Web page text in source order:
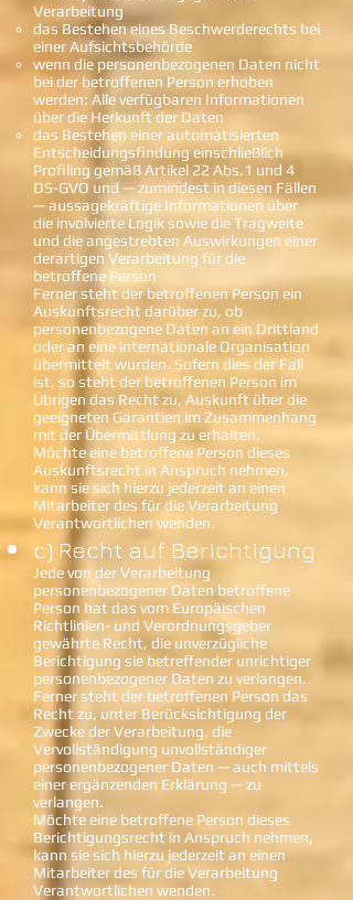
Verarbeitung
das Bestehen eines Beschwerderechts bei
einer Aufsichtsbehörde
wenn die personenbezogenen Daten nicht
bei der betroffenen Person erhoben
werden: Alle verfügbaren Informationen
über die Herkunft der Daten
das Bestehen einer automatisierten
Entscheidungsfindung einschließlich
Profiling gemäß Artikel 22 Abs.1 und 4
DS-GVO und — zumindest in diesen Fällen
— aussagekräftige Informationen über
die involvierte Logik sowie die Tragweite
und die angestrebten Auswirkungen einer
derartigen Verarbeitung für die
betroffene Person
Ferner steht der betroffenen Person ein
Auskunftsrecht darüber zu, ob
personenbezogene Daten an ein Drittland
oder an eine internationale Organisation
übermittelt wurden. Sofern dies der Fall
ist, so steht der betroffenen Person im
Übrigen das Recht zu, Auskunft über die
geeigneten Garantien im Zusammenhang
mit der Übermittlung zu erhalten.
Möchte eine betroffene Person dieses
Auskunftsrecht in Anspruch nehmen,
kann sie sich hierzu jederzeit an einen
Mitarbeiter des für die Verarbeitung
Verantwortlichen wenden.
c) Recht auf Berichtigung
Jede von der Verarbeitung
personenbezogener Daten betroffene
Person hat das vom Europäischen
Richtlinien- und Verordnungsgeber
gewährte Recht, die unverzügliche
Berichtigung sie betreffender unrichtiger
personenbezogener Daten zu verlangen.
Ferner steht der betroffenen Person das
Recht zu, unter Berücksichtigung der
Zwecke der Verarbeitung, die
Vervollständigung unvollständiger
personenbezogener Daten — auch mittels
einer ergänzenden Erklärung — zu
verlangen.
Möchte eine betroffene Person dieses
Berichtigungsrecht in Anspruch nehmen,
kann sie sich hierzu jederzeit an einen
Mitarbeiter des für die Verarbeitung
Verantwortlichen wenden.